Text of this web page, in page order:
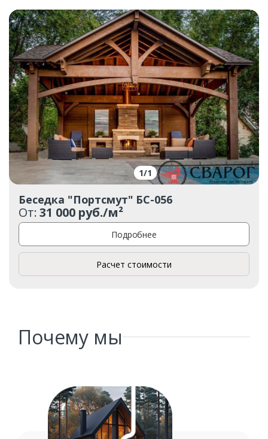
Ваше имя*
1/1
Беседка "Портсмут" БС-056
От:31 000 руб./м²
Подробнее
Расчет стоимости
Почему мы